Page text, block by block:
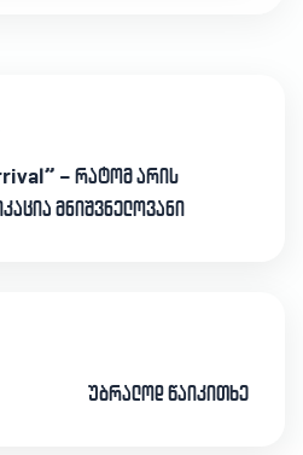
– რატომ არის
მნიშვნელოვანი
უბრალოდ წაიკითხე